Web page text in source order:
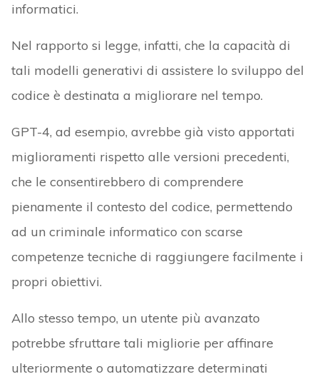
informatici.
Nel rapporto si legge, infatti, che la capacità di
tali modelli generativi di assistere lo sviluppo del
codice è destinata a migliorare nel tempo.
GPT-4, ad esempio, avrebbe già visto apportati
miglioramenti rispetto alle versioni precedenti,
che le consentirebbero di comprendere
pienamente il contesto del codice, permettendo
ad un criminale informatico con scarse
competenze tecniche di raggiungere facilmente i
propri obiettivi.
Allo stesso tempo, un utente più avanzato
potrebbe sfruttare tali migliorie per affinare
ulteriormente o automatizzare determinati